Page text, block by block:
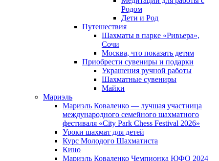
Родом
Дети и Род
Путешествия
Шахматы в парке «Ривьера»,
Сочи
Москва, что показать детям
Приобрести сувениры и подарки
Украшения ручной работы
Шахматные сувениры
Майки
Мариэль
Мариэль Коваленко — лучшая участница
международного семейного шахматного
фестиваля «City Park Chess Festival 2026»
Уроки шахмат для детей
Курс Молодого Шахматиста
Кино
Мариэль Коваленко Чемпионка ЮФО 2024